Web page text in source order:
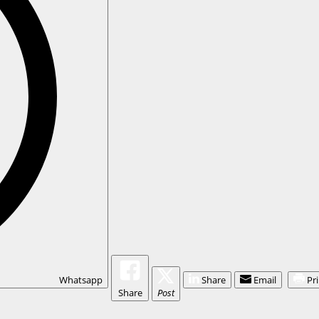
Whatsapp
Share
Post
Share Email